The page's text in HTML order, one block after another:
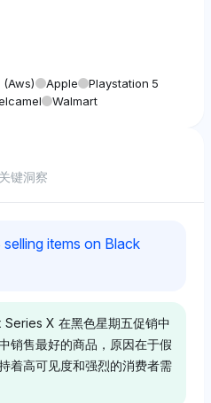
(aws) Apple
Playstation 5
Walmart
键洞察
items on Black
X 在黑色星期五促销中
销售最好的商品，原因在于假
着高可见度和强烈的消费者需